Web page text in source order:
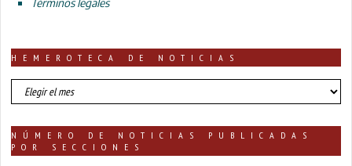
HEMEROTECA DE NOTICIAS
HEMEROTECA
DE
NÚMERO DE NOTICIAS PUBLICADAS
POR SECCIONES